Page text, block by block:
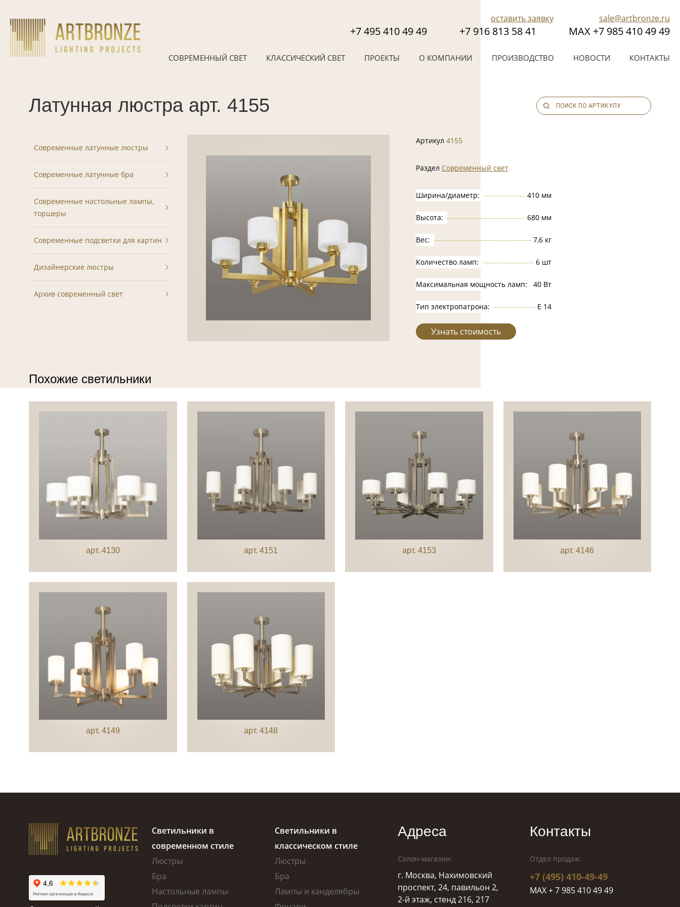
content
оставить заявку sale@artbronze.ru
+7 495 410 49 49 +7 916 813 58 41 МАХ +7 985 410 49 49
СОВРЕМЕННЫЙ СВЕТ КЛАССИЧЕСКИЙ СВЕТ ПРОЕКТЫ О КОМПАНИИ ПРОИЗВОДСТВО НОВОСТИ КОНТАКТЫ
Латунная люстра арт. 4155
Современные латунные люстры
Современные латунные бра
Современные настольные лампы,
торшеры
Современные подсветки для картин
Дизайнерские люстры
Архив современный свет
Артикул 4155
Раздел Современный свет
Ширина/диаметр: 410 мм
Высота: 680 мм
Вес: 7,6 кг
Количество ламп: 6 шт
Максимальная мощность ламп: 40 Вт
Тип электропатрона: Е 14
Узнать стоимость
Похожие светильники
арт. 4130 арт. 4151 арт. 4153 арт. 4146
арт. 4149 арт. 4148
Светильники в
современном стиле
Люстры
Бра
Настольные лампы
Светильники в
классическом стиле
Люстры
Бра
Лампы и канделябры
Адреса
Салон-магазин:
г. Москва, Нахимовский
проспект, 24, павильон 2,
2-й этаж, стенд 216, 217
Контакты
Отдел продаж:
+7 (495) 410-49-49
MAX + 7 985 410 49 49